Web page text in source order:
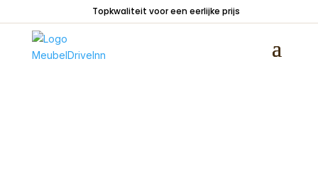
Topkwaliteit voor een eerlijke prijs
Tafels/Eetkamertafels/ Eetkamertafel
Brandy ovaal mango naturel 210cm